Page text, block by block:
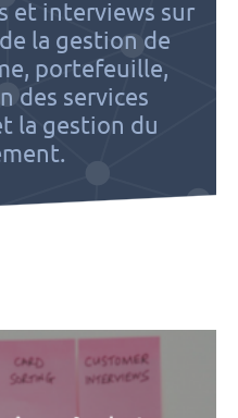
et interviews sur
la gestion de
portefeuille,
des services
la gestion du